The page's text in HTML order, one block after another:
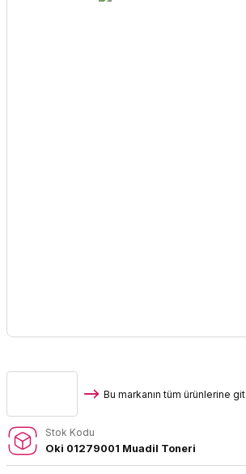
Bu markanın tüm ürünlerine git
Stok Kodu
Oki 01279001 Muadil Toneri